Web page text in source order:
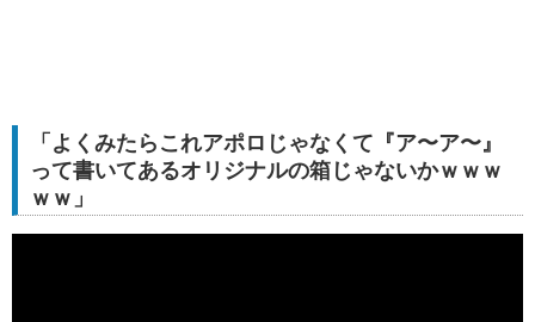
「よくみたらこれアポロじゃなくて『ア〜ア〜』
って書いてあるオリジナルの箱じゃないかｗｗｗ
ｗｗ」